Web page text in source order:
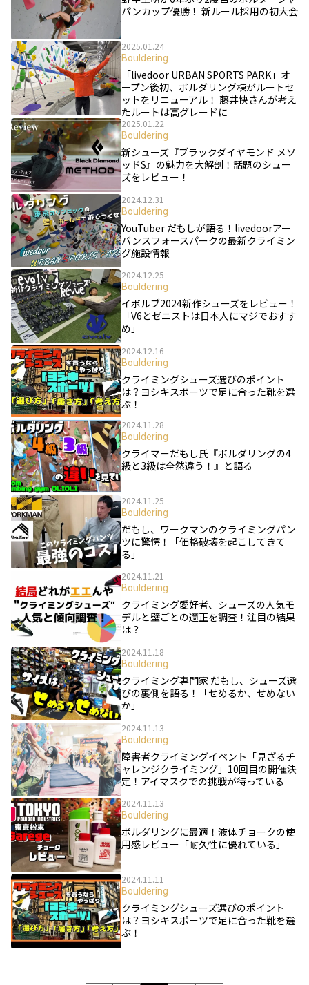
パンカップ優勝！ 新ルール採用の初大会
2025.01.24
Bouldering
「livedoor URBAN SPORTS PARK」オ
ープン後初、ボルダリング棟がルートセ
ットをリニューアル！ 藤井快さんが考え
たルートは高グレードに
2025.01.22
Bouldering
新シューズ『ブラックダイヤモンド メソ
ッドS』の魅力を大解剖！話題のシュー
ズをレビュー！
2024.12.31
Bouldering
YouTuber だもしが語る！livedoorアー
バンスフォースパークの最新クライミン
グ施設情報
2024.12.25
Bouldering
イボルブ2024新作シューズをレビュー！
「V6とゼニストは日本人にマジでおすす
め」
2024.12.16
Bouldering
クライミングシューズ選びのポイント
は？ヨシキスポーツで足に合った靴を選
ぶ！
2024.11.28
Bouldering
クライマーだもし氏『ボルダリングの4
級と3級は全然違う！』と語る
2024.11.25
Bouldering
だもし、ワークマンのクライミングパン
ツに驚愕！「価格破壊を起こしてきて
る」
2024.11.21
Bouldering
クライミング愛好者、シューズの人気モ
デルと壁ごとの適正を調査！注目の結果
は？
2024.11.18
Bouldering
クライミング専門家 だもし、シューズ選
びの裏側を語る！「せめるか、せめない
か」
2024.11.13
Bouldering
障害者クライミングイベント「見ざるチ
ャレンジクライミング」10回目の開催決
定！アイマスクでの挑戦が待っている
2024.11.13
Bouldering
ボルダリングに最適！液体チョークの使
用感レビュー「耐久性に優れている」
2024.11.11
Bouldering
クライミングシューズ選びのポイント
は？ヨシキスポーツで足に合った靴を選
ぶ！